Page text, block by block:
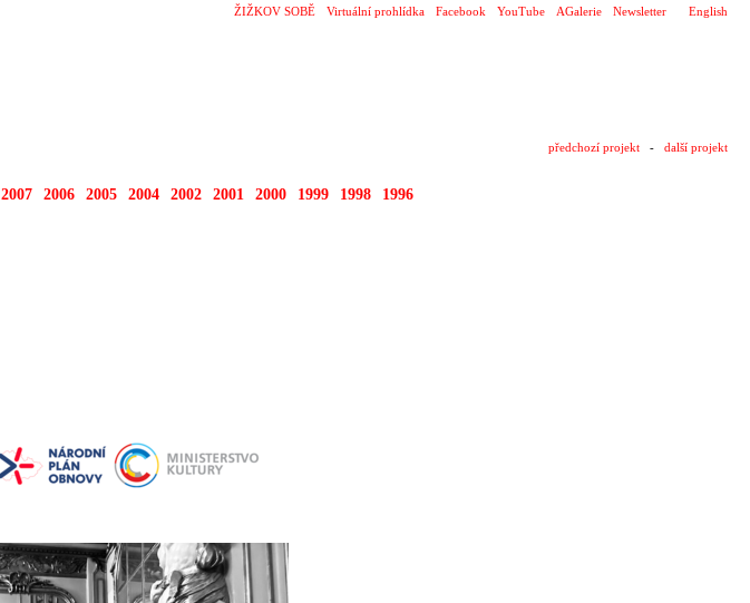
English
ŽIŽKOV SOBĚ Virtuální prohlídka Facebook YouTube AGalerie Newsletter
předchozí projekt - další projekt
2007 2006 2005 2004 2002 2001 2000 1999 1998 1996